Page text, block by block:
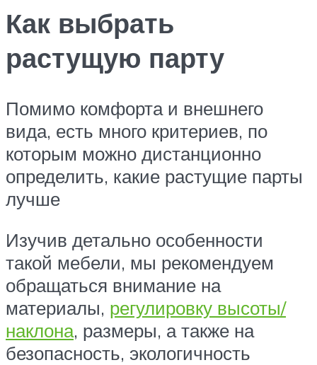
Как выбрать
растущую парту
Помимо комфорта и внешнего
вида, есть много критериев, по
которым можно дистанционно
определить, какие растущие парты
лучше
Изучив детально особенности
такой мебели, мы рекомендуем
обращаться внимание на
материалы, регулировку высоты/
наклона, размеры, а также на
безопасность, экологичность